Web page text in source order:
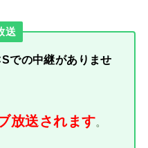
送
での中継がありませ
放送されます